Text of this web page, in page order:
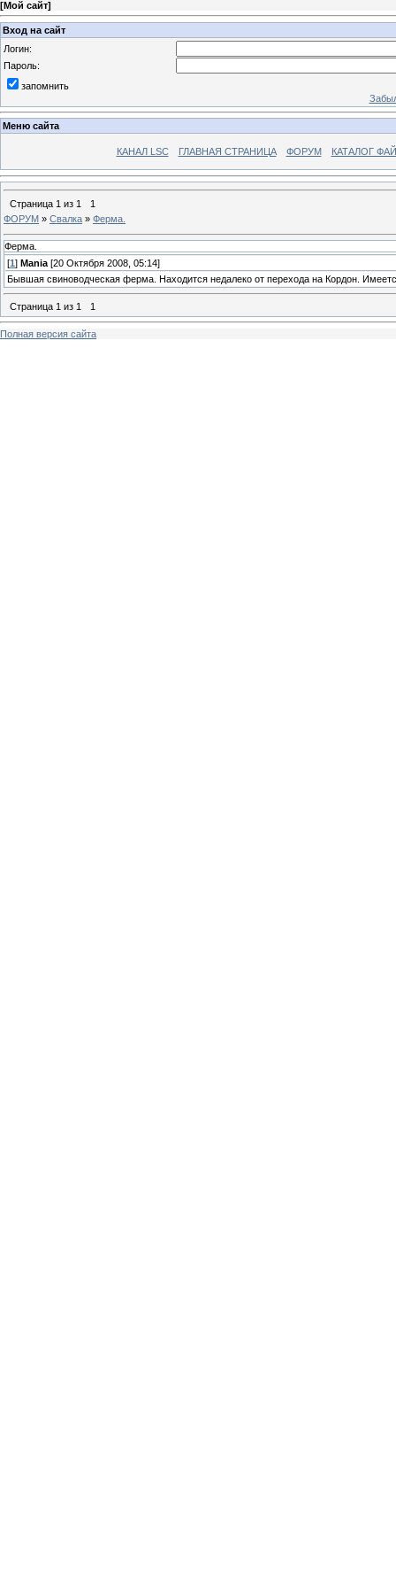
[Мой сайт]
Вход на сайт
Логин:
Пароль:
запомнить
Меню сайта
КАНАЛ LSC ГЛАВНАЯ СТРАНИЦА ФОРУМ КАТАЛОГ
Страница 1 из 1
1
ФОРУМ » Свалка » Ферма.
Ферма.
[1 ] Mania [20 Октября 2008, 05:14]
Бывшая свиноводческая ферма. Находится недалеко от перехода на Кордон.
Страница 1 из 1 1
Полная версия сайта